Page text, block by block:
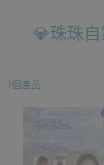
💎珠珠
1個產品